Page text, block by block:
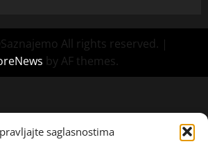
saglasnostima
All rights reserved. |
by AF themes.